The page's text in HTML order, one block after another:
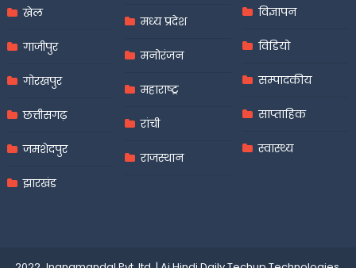
खेल
गाजीपुर
गोरखपुर
छत्तीसगढ़
जमशेदपुर
झारखंड
मध्य प्रदेश
मनोरंजन
महाराष्ट्र
रांची
राजस्थान
विज्ञापन
विडियो
सम्पादकीय
साप्ताहिक
स्वास्थ्य